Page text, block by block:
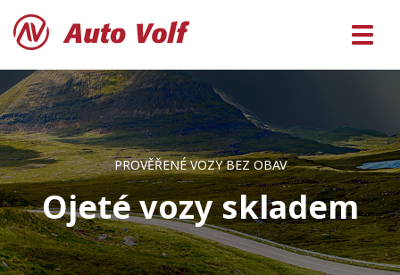
PROVĚŘENÉ VOZY BEZ OBAV
Ojeté vozy skladem